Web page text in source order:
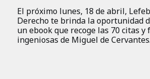
El próximo lunes, 18 de abril,
Derecho te brinda la oportunidad
un ebook que recoge las 70 citas y
ingeniosas de Miguel de Cervantes.